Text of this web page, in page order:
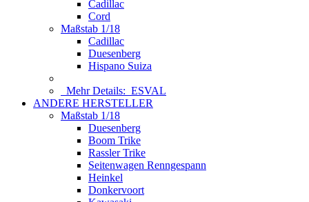
Cadillac
Cord
Maßstab 1/18
Cadillac
Duesenberg
Hispano Suiza
Mehr Details: ESVAL
ANDERE HERSTELLER
Maßstab 1/18
Duesenberg
Boom Trike
Rassler Trike
Seitenwagen Renngespann
Heinkel
Donkervoort